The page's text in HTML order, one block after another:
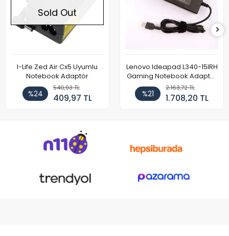
Sold Out
I-Life Zed Air Cx5 Uyumlu
Notebook Adaptör
%24
540,93 TL
409,97 TL
Lenovo Ideapad L340-15IRH
Gaming Notebook Adaptör
Cihazı Şarj Aleti (150W)
%21
2.163,72 TL
1.708,20 TL